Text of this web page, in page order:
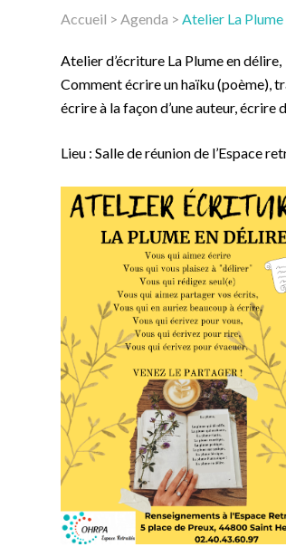
Accueil >Agenda >Atelier La
Atelier d’écriture La Plume en délire,
Comment écrire un haïku (poème),
écrire à la façon d’une auteur,
Lieu : Salle de réunion de l’Espace